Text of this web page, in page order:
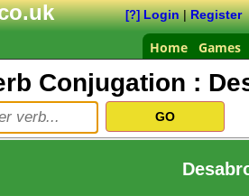
[?] Login|Register
Home Games
Conjugation :